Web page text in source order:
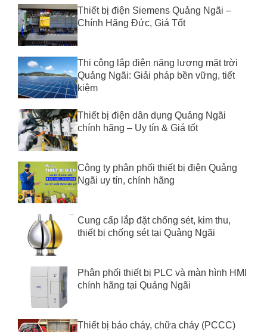
Thiết bị điện Siemens Quảng Ngãi –
Chính Hãng Đức, Giá Tốt
Thi công lắp điện năng lượng mặt trời
Quảng Ngãi: Giải pháp bền vững, tiết
kiệm
Thiết bị điện dân dụng Quảng Ngãi
chính hãng – Uy tín & Giá tốt
Công ty phân phối thiết bị điện Quảng
Ngãi uy tín, chính hãng
Cung cấp lắp đặt chống sét, kim thu,
thiết bị chống sét tại Quảng Ngãi
Phân phối thiết bị PLC và màn hình HMI
chính hãng tại Quảng Ngãi
Thiết bị báo cháy, chữa cháy (PCCC)